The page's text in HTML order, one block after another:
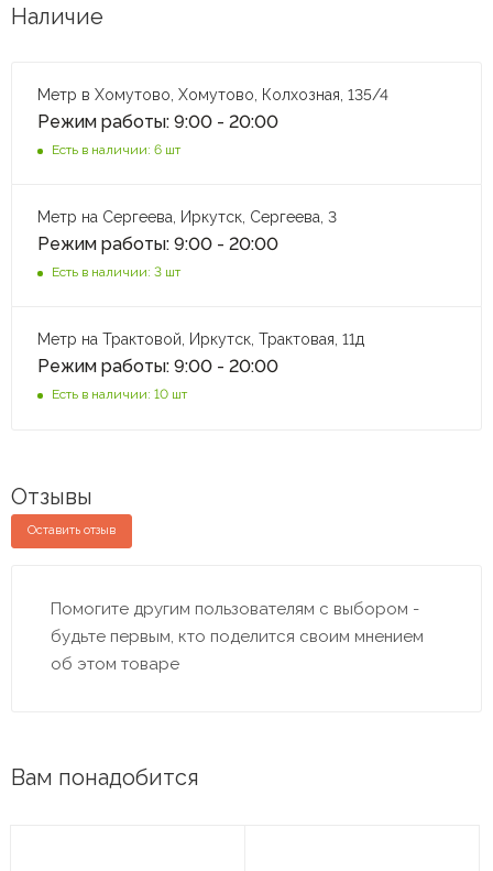
Наличие
Метр в Хомутово, Хомутово, Колхозная, 135/4
Режим работы: 9:00 - 20:00
Есть в наличии: 6 шт
Метр на Сергеева, Иркутск, Сергеева, 3
Режим работы: 9:00 - 20:00
Есть в наличии: 3 шт
Метр на Трактовой, Иркутск, Трактовая, 11д
Режим работы: 9:00 - 20:00
Есть в наличии: 10 шт
Отзывы
Оставить отзыв
Помогите другим пользователям с выбором -
будьте первым, кто поделится своим мнением
об этом товаре
Вам понадобится